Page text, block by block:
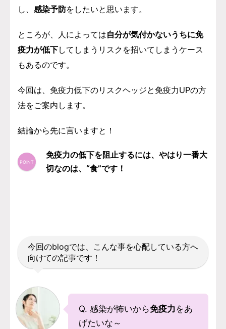
し、 感染予防をしたいと思います。
ところが、 人によっては自分が気付かないうちに免
疫力が低下してしまうリスクを招いてしまうケース
もあるのです。
今回は、免疫力低下のリスクヘッジと免疫力UPの方
法をご案内します。
結論から先に言いますと！
免疫力の低下を阻止するには、やはり一番大
切なのは、“食”です！
今回のblogでは、こんな事を心配している方へ
向けての記事です！
Q. 感染が怖いから免疫力 をあ
げたいな～